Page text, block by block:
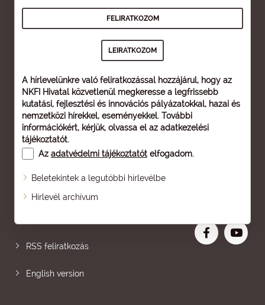
A hírlevelünkre való feliratkozással hozzájárul, hogy az
NKFI Hivatal közvetlenül megkeresse a legfrissebb
kutatási, fejlesztési és innovációs pályázatokkal, hazai és
nemzetközi hírekkel, eseményekkel. További
információkért, kérjük, olvassa el az adatkezelési
tájékoztatót.
Az adatvédelmi tájékoztatót elfogadom.
Beletekintek a legutóbbi hírlevélbe
Hírlevél archívum
Oldaltérkép
RSS feliratkozás
English version